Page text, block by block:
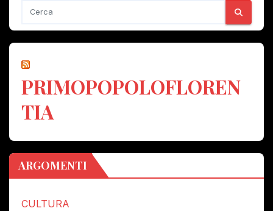
PRIMOPOPOLOFLOREN
TIA
ARGOMENTI
CULTURA